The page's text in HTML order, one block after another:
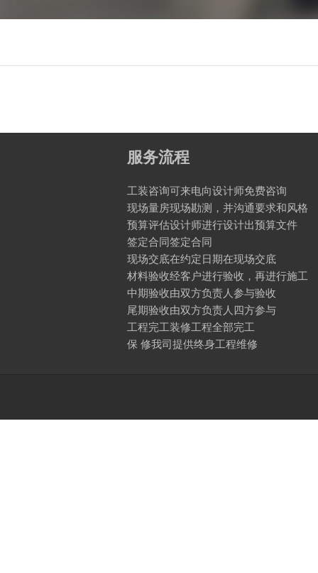
服务流程
工装咨询可来电向设计师免费咨询
现场量房现场勘测，并沟通要求和风格
预算评估设计师进行设计出预算文件
签定合同签定合同
现场交底在约定日期在现场交底
材料验收经客户进行验收，再进行施工
中期验收由双方负责人参与验收
尾期验收由双方负责人四方参与
工程完工装修工程全部完工
保 修我司提供终身工程维修